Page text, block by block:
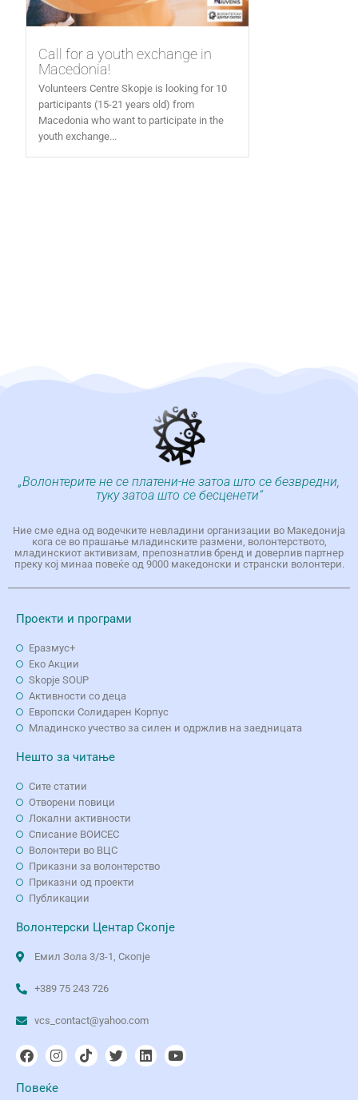
Call for a youth exchange in
Macedonia!
Volunteers Centre Skopje is looking for 10
participants (15-21 years old) from
Macedonia who want to participate in the
youth exchange...
„Волонтерите не се платени-не затоа што се безвредни,
туку затоа што се бесценети“
Ние сме една од водечките невладини организации во Македонија
кога се во прашање младинските размени, волонтерството,
младинскиот активизам, препознатлив бренд и доверлив партнер
преку кој минаа повеќе од 9000 македонски и странски волонтери.
Проекти и програми
Еразмус+
Еко Aкции
Skopje SOUP
Активности со деца
Европски Солидарен Корпус
Младинско учество за силен и одржлив на заедницата
Нешто за читање
Сите статии
Отворени повици
Локални активности
Списание ВОИСЕС
Волонтери во ВЦС
Приказни за волонтерство
Приказни од проекти
Публикации
Волонтерски Центар Скопје
Емил Зола 3/3-1, Скопје
+389 75 243 726
vcs_contact@yahoo.com
Повеќе